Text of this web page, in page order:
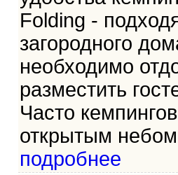
Folding -
загородного
необходимо
разместить
Часто
открытым
подробнее